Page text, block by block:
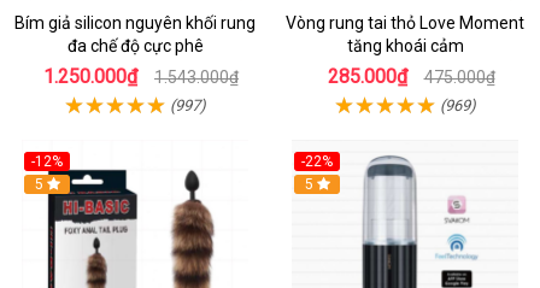
Bím giả silicon nguyên khối rung
đa chế độ cực phê
1.250.000₫ 1.543.000₫
(997)
Vòng rung tai thỏ Love Moment
tăng khoái cảm
285.000₫ 475.000₫
(969)
-12%
Hot
5
-22%
5